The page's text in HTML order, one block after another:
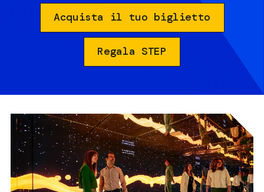
Acquista il tuo biglietto
Regala STEP